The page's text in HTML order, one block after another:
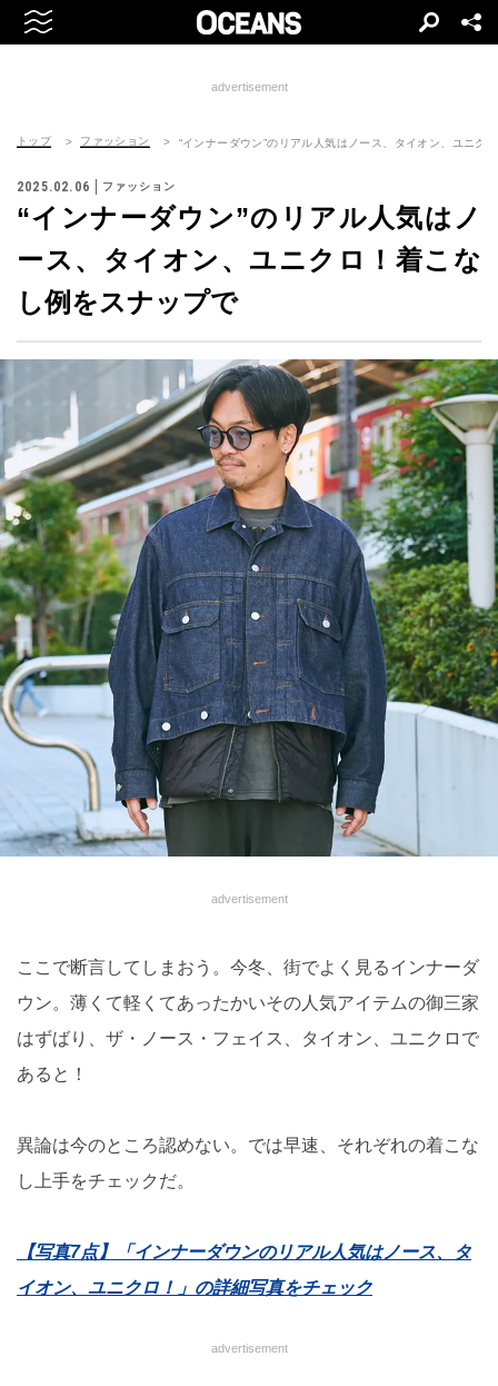
advertisement
トップ ファッション “インナーダウン”のリアル人気はノース、タイオン、ユニク
2025.02.06 ファッション
“インナーダウン”のリアル人気はノ
ース、タイオン、ユニクロ！着こな
し例をスナップで
advertisement
ここで断言してしまおう。今冬、街でよく見るインナーダ
ウン。薄くて軽くてあったかいその人気アイテムの御三家
はずばり、ザ・ノース・フェイス、タイオン、ユニクロで
あると！
異論は今のところ認めない。では早速、それぞれの着こな
し上手をチェックだ。
【写真7点】「インナーダウンのリアル人気はノース、タ
イオン、ユニクロ！」の詳細写真をチェック
advertisement